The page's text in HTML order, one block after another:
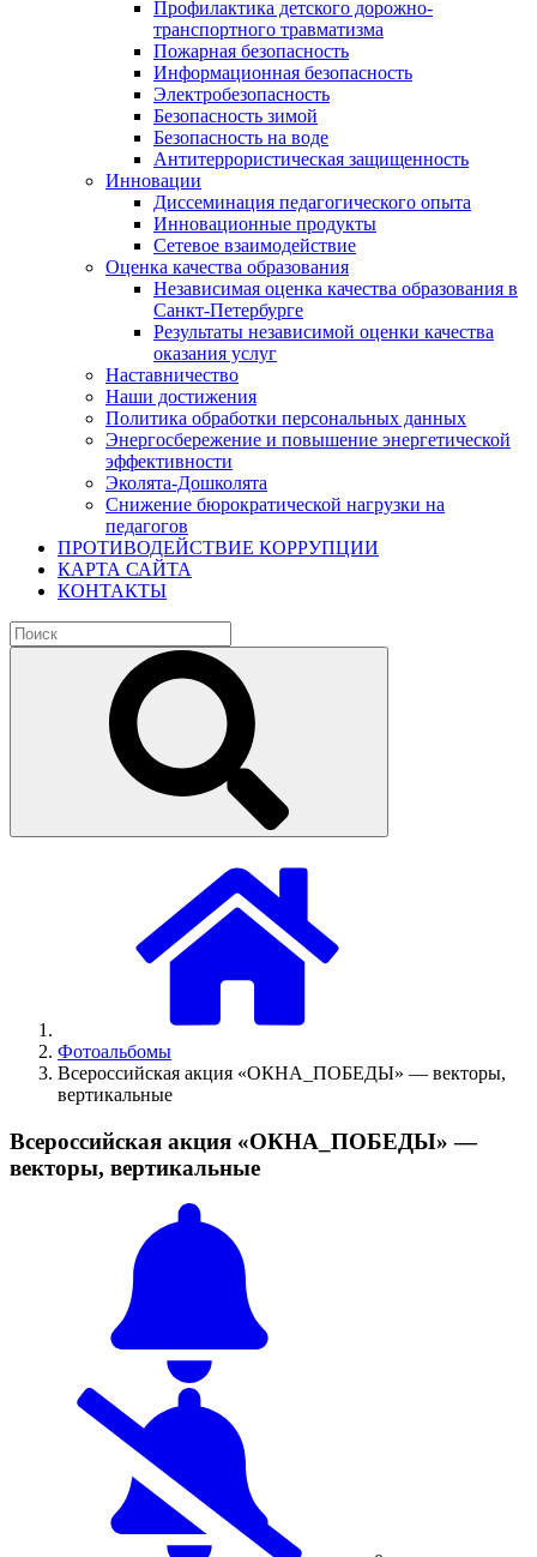
Профилактика детского дорожно-
транспортного травматизма
Пожарная безопасность
Информационная безопасность
Электробезопасность
Безопасность зимой
Безопасность на воде
Антитеррористическая защищенность
Инновации
Диссеминация педагогического опыта
Инновационные продукты
Сетевое взаимодействие
Оценка качества образования
Независимая оценка качества образования в
Санкт-Петербурге
Результаты независимой оценки качества
оказания услуг
Наставничество
Наши достижения
Политика обработки персональных данных
Энергосбережение и повышение энергетической
эффективности
Эколята-Дошколята
Снижение бюрократической нагрузки на
педагогов
ПРОТИВОДЕЙСТВИЕ КОРРУПЦИИ
КАРТА САЙТА
КОНТАКТЫ
Фотоальбомы
Всероссийская акция «ОКНА_ПОБЕДЫ» — векторы,
вертикальные
Всероссийская акция «ОКНА_ПОБЕДЫ» —
векторы, вертикальные